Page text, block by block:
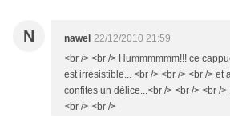
N nawel 22/12/2010 21:59
<br /> <br /> Hummmmmm!!! ce
est irrésistible... <br /> <br /> <br /> et
confites un délice...<br /> <br /> <br /
<br /> <br />